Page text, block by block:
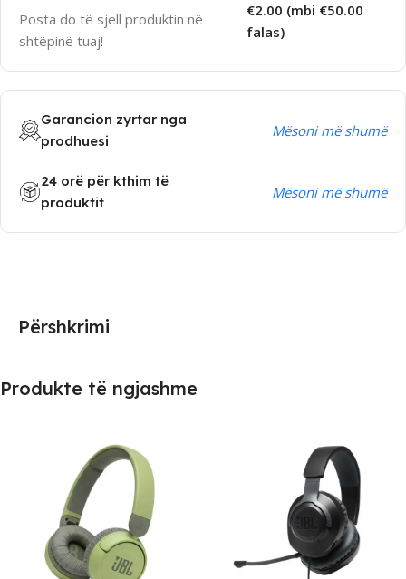
Posta do të sjell produktin në
shtëpinë tuaj!
€2.00 (mbi €50.00
falas)
Garancion zyrtar nga
prodhuesi
Mësoni më shumë
24 orë për kthim të
produktit
Mësoni më shumë
Përshkrimi
Produkte të ngjashme